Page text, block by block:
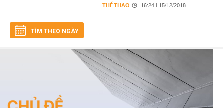
THỂ THAO 16:24 | 15/12/2018
TÌM THEO NGÀY